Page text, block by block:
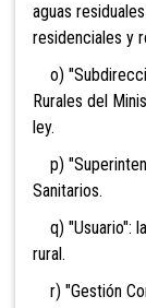
aguas
residenciales y
o)
Rurales del
ley.
p)
Sanitarios.
q) "Usuario":
rural.
r) "Gestión